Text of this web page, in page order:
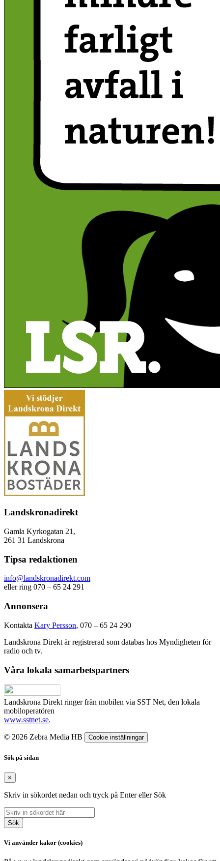
Landskronadirekt
Gamla Kyrkogatan 21,
261 31 Landskrona
Tipsa redaktionen
info@landskronadirekt.com
eller ring 070 – 65 24 291
Annonsera
Kontakta Kary Persson, 070 – 65 24 290
Landskrona Direkt är registrerad som databas hos Myndigheten för
radio och tv.
Våra lokala samarbetspartners
Landskrona Direkt ringer från mobilen via SST Net, den lokala
mobiloperatören
www.sstnet.se.
© 2026 Zebra Media HB Cookie inställningar
Sök på sidan
×
Skriv in sökordet nedan och tryck på Enter eller Sök
Sök
Vi använder kakor (cookies)